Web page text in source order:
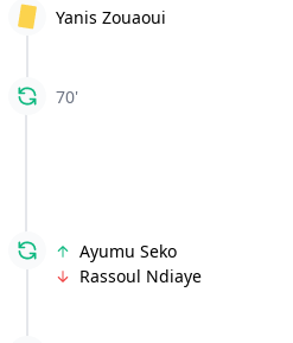
Yanis Zouaoui
70'
Ayumu Seko
Rassoul Ndiaye